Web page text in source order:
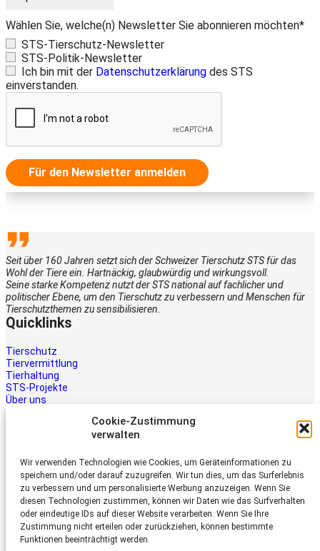
Cookie-Zustimmung
verwalten
Wir verwenden Technologien wie Cookies, um Geräteinformationen zu
speichern und/oder darauf zuzugreifen. Wir tun dies, um das Surferlebnis
zu verbessern und um personalisierte Werbung anzuzeigen. Wenn Sie
diesen Technologien zustimmen, können wir Daten wie das Surfverhalten
oder eindeutige IDs auf dieser Website verarbeiten. Wenn Sie Ihre
Zustimmung nicht erteilen oder zurückziehen, können bestimmte
Funktionen beeinträchtigt werden.
Wählen Sie, welche(n) Newsletter Sie abonnieren möchten*
STS-Tierschutz-Newsletter
STS-Politik-Newsletter
Ich bin mit der Datenschutzerklärung des STS
einverstanden.
Für den Newsletter anmelden
Seit über 160 Jahren setzt sich der Schweizer Tierschutz STS für das
Wohl der Tiere ein. Hartnäckig, glaubwürdig und wirkungsvoll.
Seine starke Kompetenz nutzt der STS national auf fachlicher und
politischer Ebene, um den Tierschutz zu verbessern und Menschen für
Tierschutzthemen zu sensibilisieren.
Quicklinks
Tierschutz
Tiervermittlung
Tierhaltung
STS-Projekte
Über uns
Tiere brauchen Hilfe – auch Ihre.
Unterstützen Sie die Arbeit des
Schweizer Tierschutz STS.
Jetzt spenden
Schweizer Tierschutz STS